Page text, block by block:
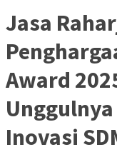
Jasa
Award
Inovasi